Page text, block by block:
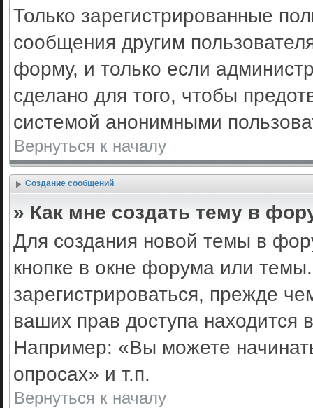
Только зарегистрированные
сообщения другим
форму, и только если
сделано для того, чтобы
системой анонимными
Вернуться к началу
Создание сообщений
» Как мне создать тему в
Для создания новой темы в
кнопке в окне форума или
зарегистрироваться, прежде
ваших прав доступа
Например: «Вы можете
опросах» и т.п.
Вернуться к началу